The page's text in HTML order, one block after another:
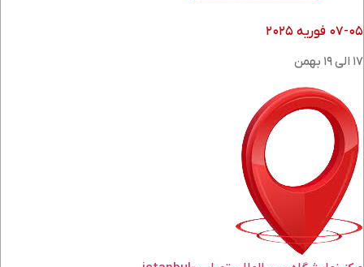
۰۷-۰۵ فوریه ۲۰۲۵
۱۷ الی ۱۹ بهمن